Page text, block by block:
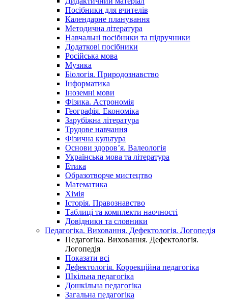
Посібники для вчителів
Календарне планування
Методична література
Навчальні посібники та підручники
Додаткові посібники
Російська мова
Музика
Біологія. Природознавство
Інформатика
Іноземні мови
Фізика. Астрономія
Географія. Економіка
Зарубіжна література
Трудове навчання
Фізична культура
Основи здоров’я. Валеологія
Українська мова та література
Етика
Образотворче мистецтво
Математика
Хімія
Історія. Правознавство
Таблиці та комплекти наочності
Довідники та словники
Педагогіка. Виховання. Дефектологія. Логопедія
Педагогіка. Виховання. Дефектологія.
Логопедія
Показати всі
Дефектологія. Коррекційна педагогіка
Шкільна педагогіка
Дошкільна педагогіка
Загальна педагогіка